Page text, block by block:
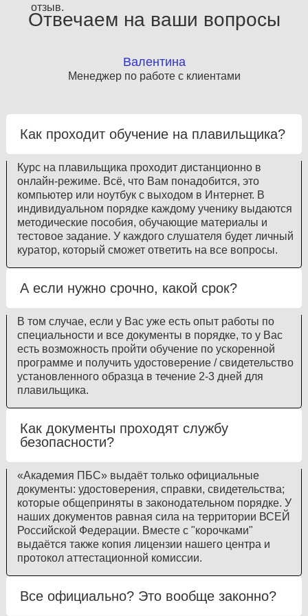
отзыв.
Отвечаем на ваши вопросы
Валентина
Менеджер по работе с клиентами
Как проходит обучение на плавильщика?
Курс на плавильщика проходит дистанционно в
онлайн-режиме. Всё, что Вам понадобится, это
компьютер или ноутбук с выходом в Интернет. В
индивидуальном порядке каждому ученику выдаются
методические пособия, обучающие материалы и
тестовое задание. У каждого слушателя будет личный
куратор, который сможет ответить на все вопросы.
А если нужно срочно, какой срок?
В том случае, если у Вас уже есть опыт работы по
специальности и все документы в порядке, то у Вас
есть возможность пройти обучение по ускоренной
программе и получить удостоверение / свидетельство
установленного образца в течение 2-3 дней для
плавильщика.
Как документы проходят службу
безопасности?
«Академия ПБС» выдаёт только официальные
документы: удостоверения, справки, свидетельства;
которые общеприняты в законодательном порядке. У
наших документов равная сила на территории ВСЕЙ
Российской Федерации. Вместе с "корочками"
выдаётся также копия лицензии нашего центра и
протокол аттестационной комиссии.
Все официально? Это вообще законно?